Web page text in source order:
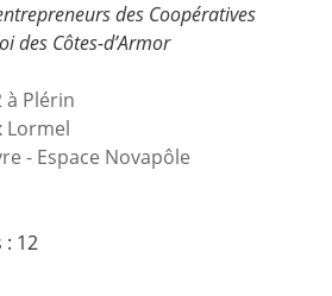
des Coopératives
des Côtes-d’Armor
à Plérin
Lormel
- Espace Novapôle
: 12